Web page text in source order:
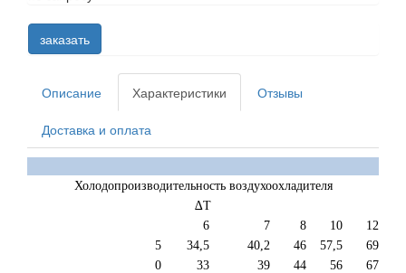
заказать
Описание Характеристики Отзывы
Доставка и оплата
Холодопроизводительность воздухоохладителя
∆T
6
7 8 10 12
5 34,5 40,2 46 57,5
69
0
33 39 44 56
67